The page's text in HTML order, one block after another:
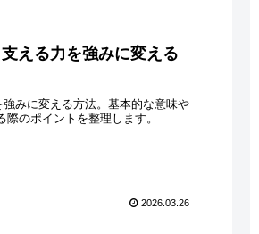
える力を強みに変える
みに変える方法。基本的な意味や
のポイントを整理します。
2026.03.26